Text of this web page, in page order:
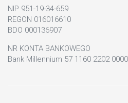
NIP 951-19-34-659
REGON 016016610
BDO 000136907
NR KONTA BANKOWEGO
Bank Millennium 57 1160 2202